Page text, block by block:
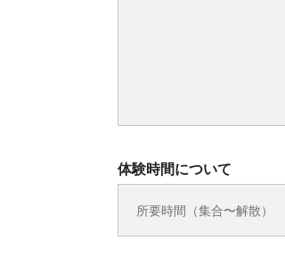
体験時間について
所要時間（集合〜解散）